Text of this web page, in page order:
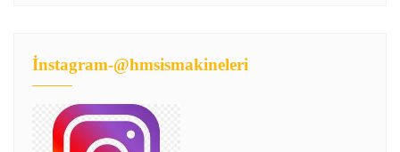
İnstagram-@hmsismakineleri